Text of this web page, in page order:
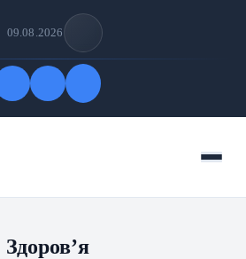
09.08.2026
Menu
Здоров’я